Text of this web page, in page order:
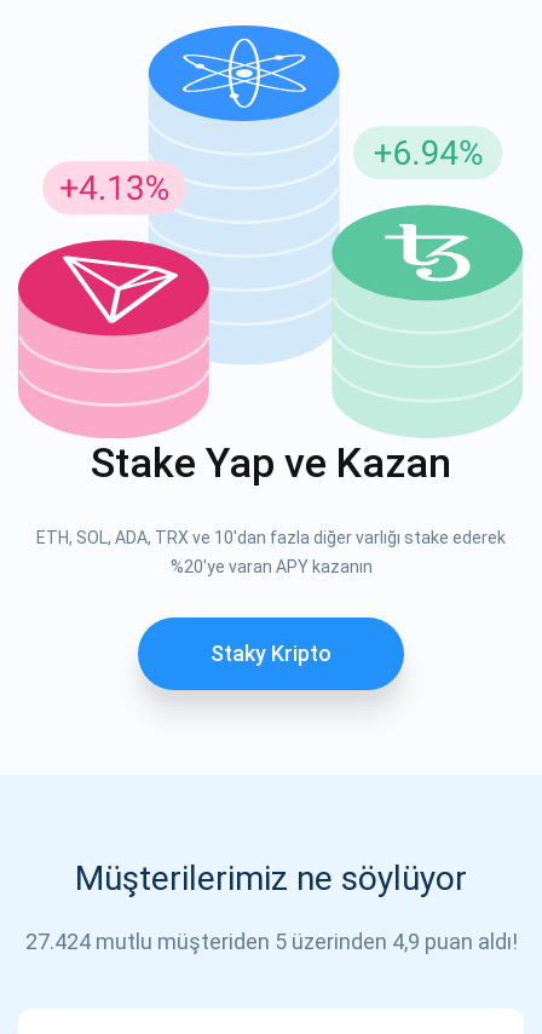
Stake Yap ve Kazan
ETH, SOL, ADA, TRX ve 10'dan fazla diğer varlığı stake ederek
%20'ye varan APY kazanın
Staky Kripto
Müşterilerimiz ne söylüyor
27.424 mutlu müşteriden 5 üzerinden 4,9 puan aldı!
Atomic
1000.000
ABONE OL
support@atomicwallet.io
YouTube'umuza göz atın
Güncellemeler için Abone Ol
En son proje güncellemelerini ve kripto kılavuzlarını ilk alan
siz olun